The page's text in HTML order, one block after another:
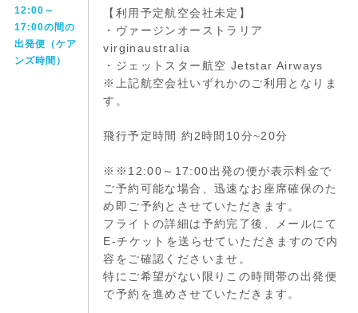
12:00～
17:00の間の
出発便（ケア
ンズ時間）
【利用予定航空会社未定】
・ヴァージンオーストラリア
virginaustralia
・ジェットスター航空 Jetstar Airways
※上記航空会社いずれかのご利用となりま
す。
飛行予定時間 約2時間10分~20分
※※12:00～17:00出発の便が表示料金で
ご予約可能な場合、迅速なお座席確保のた
め即ご予約とさせていただきます。
フライトの詳細は予約完了後、メールにて
E-チケットを送らせていただきますので内
容をご確認くださいませ。
特にご希望がない限りこの時間帯の出発便
で予約を進めさせていただきます。